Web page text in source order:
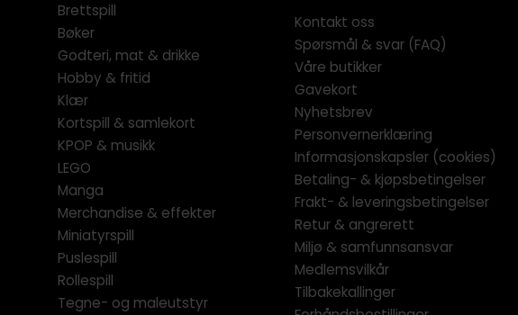
Brettspill
Bøker
Godteri, mat & drikke
Hobby & fritid
Klær
Kortspill & samlekort
KPOP & musikk
LEGO
Manga
Merchandise & effekter
Miniatyrspill
Puslespill
Rollespill
Tegne- og maleutstyr
Kontakt oss
Spørsmål & svar (FAQ)
Våre butikker
Gavekort
Nyhetsbrev
Personvernerklæring
Informasjonskapsler (cookies)
Betaling- & kjøpsbetingelser
Frakt- & leveringsbetingelser
Retur & angrerett
Miljø & samfunnsansvar
Medlemsvilkår
Tilbakekallinger